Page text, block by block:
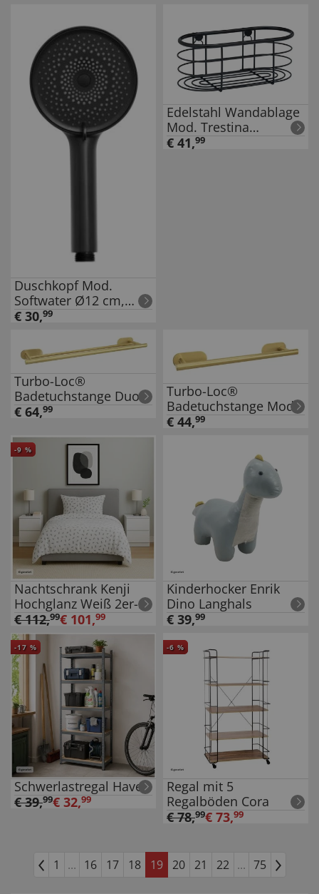
Duschkopf Mod.
Softwater Ø12 cm,
schwarz, ABS-
Strahlarten, kalkfrei,
wassersparend
€ 30,99
Edelstahl Wandablage
Mod. Trestina
Schwarz, hochwertiger
€ 41,99
Turbo-Loc®
Badetuchstange Duo
Mod. Orea Gold, 60
bohren
€ 64,99
Turbo-Loc®
Badetuchstange Mod.
Orea Gold, 40 cm,
€ 44,99
-9 %
Nachtschrank Kenji
Hochglanz Weiß 2er-
Set
€112,99€ 101,99
Kinderhocker Enrik
Dino Langhals
€ 39,99
-17 %
Schwerlastregal Havel
€39,99€ 32,99
-6 %
Regal mit 5
Regalböden Cora
€78,99€ 73,99
1 ... 16 17 18 19 20 21 22 ... 75